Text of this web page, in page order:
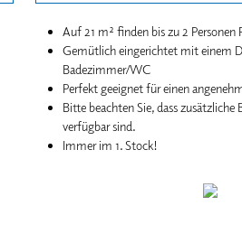
Auf 21 m² finden bis zu 2 Personen
Gemütlich eingerichtet mit einem
Badezimmer/WC
Perfekt geeignet für einen
Bitte beachten Sie, dass
verfügbar sind.
Immer im 1. Stock!